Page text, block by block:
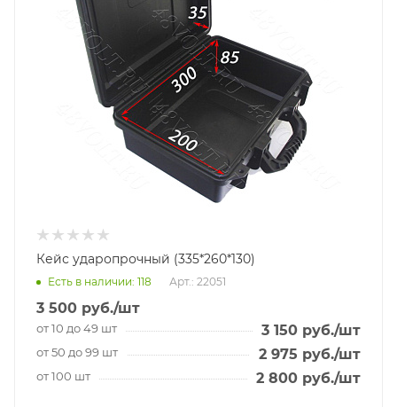
Кейс ударопрочный (335*260*130)
Есть в наличии: 118 Арт.: 22051
3 500 руб./шт
от 10 до 49 шт 3 150 руб./шт
от 50 до 99 шт 2 975 руб./шт
от 100 шт 2 800 руб./шт